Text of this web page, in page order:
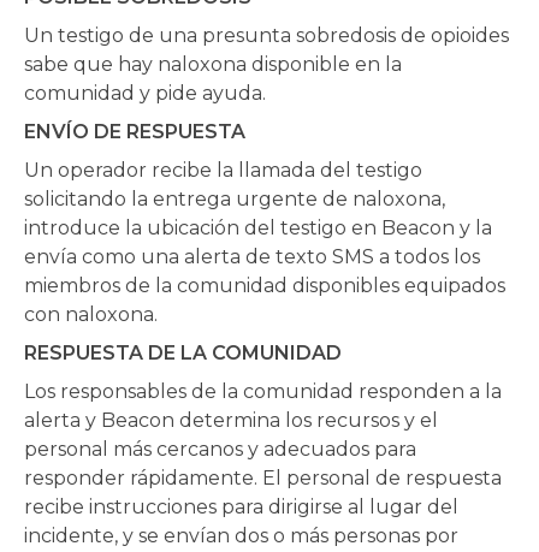
En algunas comunidades, los testigos de
sobredosis de opioides son reacios a llamar al
9-1-1 por miedo a las repercusiones legales o
a su propia seguridad. Saber que los
respondedores de la comunidad con
trastorno por consumo de sustancias
también estarían respondiendo podría
ayudar a mitigar esos temores.
puedan enviar dos o más a un mismo
incidente
Ofrecer incentivos – Recompensar a
participación, manteniéndolos activos
y evangelizando los puntos fuertes
del programa
prehospitalario de la sobredosis de opiáceos
en Copenhague: ¿Es seguro dar el alta en el
lugar de los hechos?Reanimación
DK, McManus J, Laws P, Manifold CA. No hay
muertes asociadas a la negativa del paciente
a ser transportado tras una sobredosis de
opioides revertida con naloxona.Prehosp
Emerg Care. 2011;15(3):320-4.
Un testigo de una presunta sobredosis de opioides
sabe que hay naloxona disponible en la
comunidad y pide ayuda.
ENVÍO DE RESPUESTA
Un operador recibe la llamada del testigo
solicitando la entrega urgente de naloxona,
introduce la ubicación del testigo en Beacon y la
envía como una alerta de texto SMS a todos los
miembros de la comunidad disponibles equipados
con naloxona.
RESPUESTA DE LA COMUNIDAD
Los responsables de la comunidad responden a la
alerta y Beacon determina los recursos y el
personal más cercanos y adecuados para
responder rápidamente. El personal de respuesta
recibe instrucciones para dirigirse al lugar del
incidente, y se envían dos o más personas por